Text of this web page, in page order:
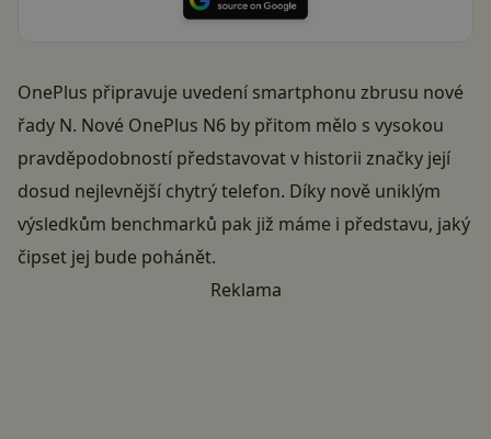
OnePlus připravuje uvedení smartphonu zbrusu nové
řady N. Nové OnePlus N6 by přitom mělo s vysokou
pravděpodobností představovat v historii značky její
dosud nejlevnější chytrý telefon. Díky nově uniklým
výsledkům benchmarků pak již máme i představu, jaký
čipset jej bude pohánět.
Reklama